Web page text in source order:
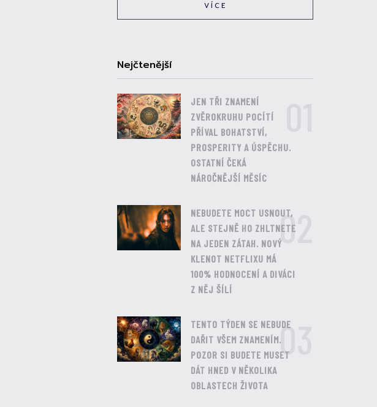
VÍCE
Nejčtenější
JEN TŘI ZNAMENÍ
ZVĚROKRUHU POCÍTÍ
PŘÍVAL BOHATSTVÍ,
PROSPERITY A ÚSPĚCHU.
OSTATNÍ ČEKÁ
NÁROČNĚJŠÍ MĚSÍC
NEBUDETE MOCT USNOUT,
ALE STEJNĚ HO ZHLTNETE
NA JEDEN ZÁTAH. NOVÝ
KLENOT NETFLIXU MÁ
100% HODNOCENÍ A DIVÁCI
Z NĚJ ŠÍLÍ
02
TENTO TÝDEN SE NEBUDE
DAŘIT VŠEM ZNAMENÍM.
POZOR SI BUDETE MUSET
DÁT HNED V NĚKOLIKA
OBLASTECH ŽIVOTA
03